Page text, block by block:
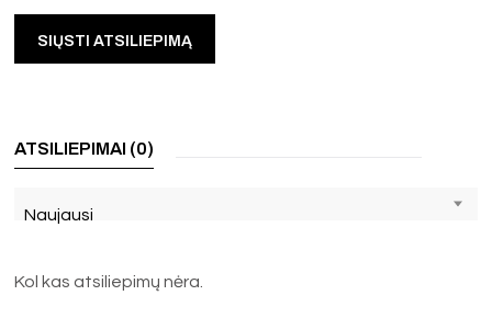
ATSILIEPIMAI (0)
Naujausi
Kol kas atsiliepimų nėra.